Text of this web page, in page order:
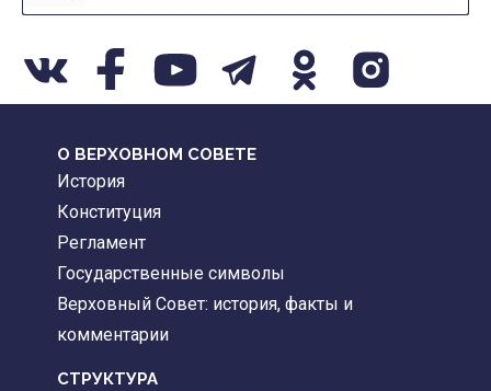
О ВЕРХОВНОМ СОВЕТЕ
История
Конституция
Регламент
Государственные символы
Верховный Совет: история, факты и
комментарии
CТРУКТУРА